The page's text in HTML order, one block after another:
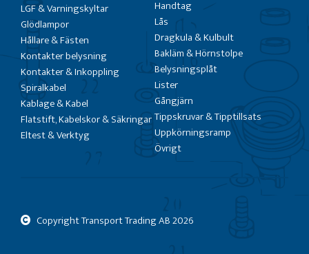
LGF & Varningskyltar
Glödlampor
Hållare & Fästen
Kontakter belysning
Kontakter & Inkoppling
Spiralkabel
Kablage & Kabel
Flatstift, Kabelskor & Säkringar
Eltest & Verktyg
Handtag
Lås
Dragkula & Kulbult
Bakläm & Hörnstolpe
Belysningsplåt
Lister
Gångjärn
Tippskruvar & Tipptillsats
Uppkörningsramp
Övrigt
Copyright Transport Trading AB2026